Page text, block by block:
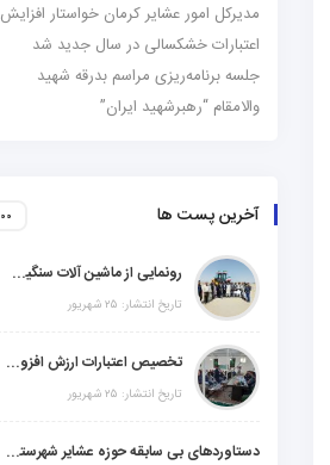
مدیرکل امور عشایر کرمان خواستار افزایش
اعتبارات خشکسالی در سال جدید شد
جلسه برنامه‌ریزی مراسم بدرقه شهید
والامقام “رهبرشهید ایران”
آخرین پست ها
رونمایی از ماشین آلات سنگین راهسازی در شهرستانهای ریگان و گنبکی
تاریخ انتشار: ۲۵ شهریور
تخصیص اعتبارات ارزش افزوده، استانی و ملی جهت اجرای پروژه‌های عمرانی در شهرستان گنبکی
تاریخ انتشار: ۲۵ شهریور
دستاوردهای بی سابقه حوزه عشایر شهرستانهای ابر استان کرمان